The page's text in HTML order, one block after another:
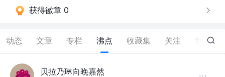
获得徽章 0
动态 文章 专栏 沸点 收藏集 关注 1
贝拉乃琳向晚嘉然